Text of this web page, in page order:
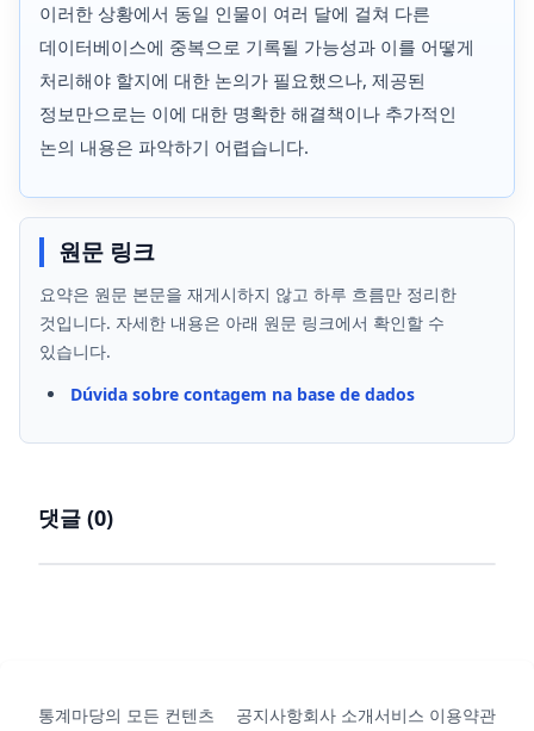
이러한 상황에서 동일 인물이 여러 달에 걸쳐 다른
데이터베이스에 중복으로 기록될 가능성과 이를 어떻게
처리해야 할지에 대한 논의가 필요했으나, 제공된
정보만으로는 이에 대한 명확한 해결책이나 추가적인
논의 내용은 파악하기 어렵습니다.
원문 링크
요약은 원문 본문을 재게시하지 않고 하루 흐름만 정리한
것입니다. 자세한 내용은 아래 원문 링크에서 확인할 수
있습니다.
Dúvida sobre contagem na base de dados
댓글 (0)
통계마당의 모든 컨텐츠
공지사항회사 소개서비스 이용약관